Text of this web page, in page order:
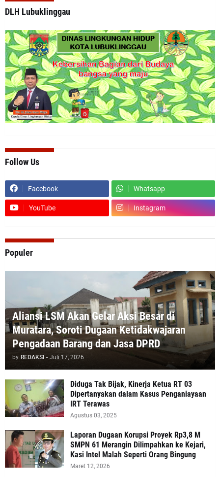
DLH Lubuklinggau
Follow Us
Facebook Whatsapp
YouTube Instagram
Populer
Aliansi LSM Akan Gelar Aksi Besar di
Muratara, Soroti Dugaan Ketidakwajaran
Pengadaan Barang dan Jasa DPRD
by REDAKSI - Juli 17, 2026
Diduga Tak Bijak, Kinerja Ketua RT 03
Dipertanyakan dalam Kasus Penganiayaan
IRT Terawas
Agustus 03, 2025
‎Laporan Dugaan Korupsi Proyek Rp3,8 M
SMPN 61 Merangin Dilimpahkan ke Kejari,
Kasi Intel Malah Seperti Orang Bingung
Maret 12, 2026